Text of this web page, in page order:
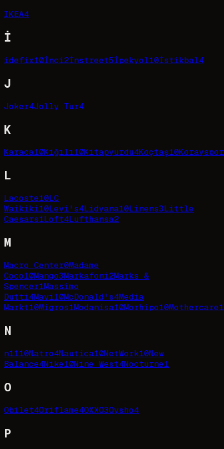
IKEA4
İ
idefix10İnci2İnstreet5İpekyol10İstikbal4
J
Joker4Jolly Tur4
K
Karaca10Kiğılı10Kitapyurdu4Koçtaş10Korayspor
L
Lacoste10LC
Waikiki10Levi's4Lidyana10Linens3Little
Caesars1Loft4Lufthansa2
M
Macro Center0Madame
Coco10Mango3Markafoni2Marks &
Spencer1Massimo
Dutti4Mavi10McDonald's4Media
Markt10Migros1Modanisa10Morhipo10Mothercare1
N
n1110Natro4Nautica10NetWork10New
Balance4Nike10Nine West4Nocturne1
O
Obilet4Oriflame4OXXO3Oysho4
P